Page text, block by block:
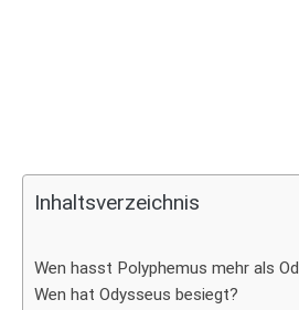
Inhaltsverzeichnis
Wen hasst Polyphemus mehr als
Wen hat Odysseus besiegt?